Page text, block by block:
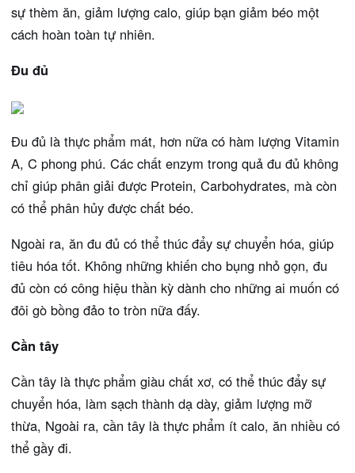
sự thèm ăn, giảm lượng calo, giúp bạn giảm béo một
cách hoàn toàn tự nhiên.
Đu đủ
Đu đủ là thực phẩm mát, hơn nữa có hàm lượng Vitamin
A, C phong phú. Các chất enzym trong quả đu đủ không
chỉ giúp phân giải được Protein, Carbohydrates, mà còn
có thể phân hủy được chất béo.
Ngoài ra, ăn đu đủ có thể thúc đẩy sự chuyển hóa, giúp
tiêu hóa tốt. Không những khiến cho bụng nhỏ gọn, đu
đủ còn có công hiệu thần kỳ dành cho những ai muốn có
đôi gò bồng đảo to tròn nữa đấy.
Cần tây
Cần tây là thực phẩm giàu chất xơ, có thể thúc đẩy sự
chuyển hóa, làm sạch thành dạ dày, giảm lượng mỡ
thừa, Ngoài ra, cần tây là thực phẩm ít calo, ăn nhiều có
thể gầy đi.